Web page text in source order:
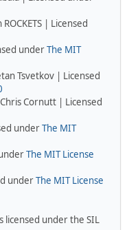
| Licensed
underThe MIT
Tsvetkov | Licensed
Cornutt | Licensed
underThe MIT
The MIT License
underThe MIT License
licensed under the SIL